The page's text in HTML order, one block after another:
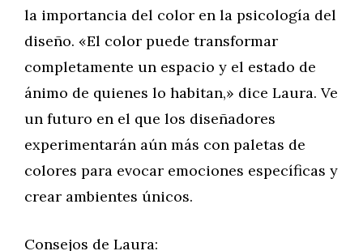
la importancia del color en la psicología del
diseño. «El color puede transformar
completamente un espacio y el estado de
ánimo de quienes lo habitan,» dice Laura. Ve
un futuro en el que los diseñadores
experimentarán aún más con paletas de
colores para evocar emociones específicas y
crear ambientes únicos.
Consejos de Laura: